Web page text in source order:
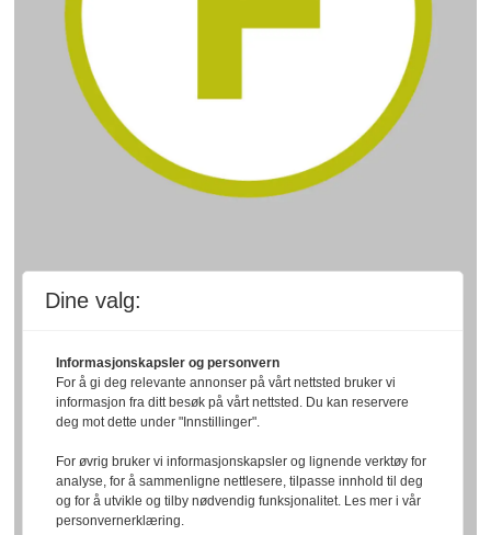
Dine valg:
Informasjonskapsler og personvern
For å gi deg relevante annonser på vårt nettsted bruker vi
informasjon fra ditt besøk på vårt nettsted. Du kan reservere
deg mot dette under "Innstillinger".
For øvrig bruker vi informasjonskapsler og lignende verktøy for
analyse, for å sammenligne nettlesere, tilpasse innhold til deg
og for å utvikle og tilby nødvendig funksjonalitet. Les mer i vår
personvernerklæring.